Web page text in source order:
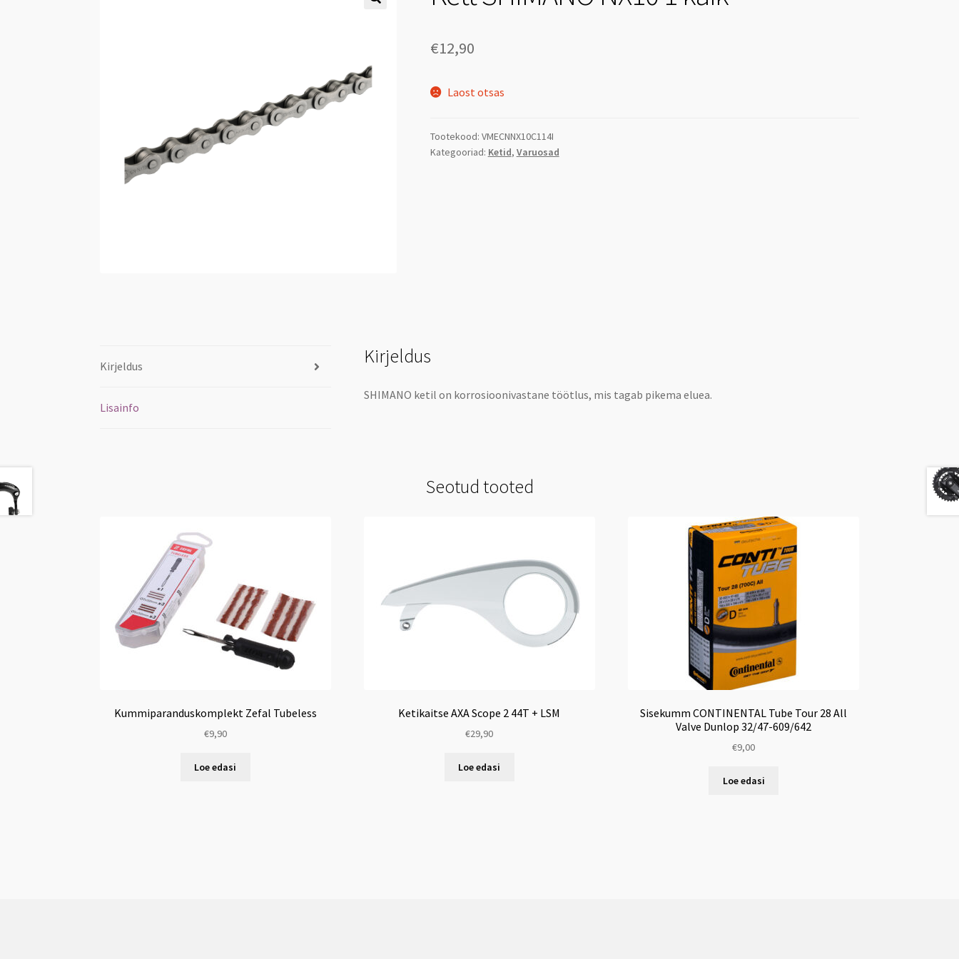
€12,90
Laost otsas
Tootekood: VMECNNX10C114I
Kategooriad: Ketid, Varuosad
Kirjeldus
Lisainfo
Kirjeldus
SHIMANO ketil on korrosioonivastane töötlus, mis tagab pikema eluea.
Seotud tooted
Kummiparanduskomplekt Zefal Tubeless
€9,90
Loe edasi
Ketikaitse AXA Scope 2 44T + LSM
€29,90
Loe edasi
Sisekumm CONTINENTAL Tube Tour 28 All
Valve Dunlop 32/47-609/642
€9,00
Loe edasi